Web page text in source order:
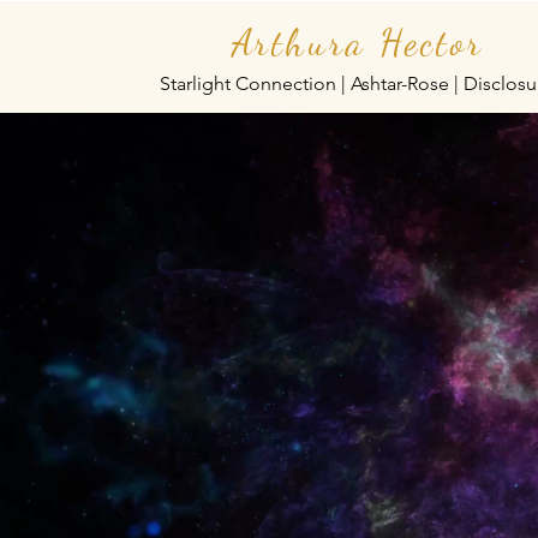
Arthura Hector
Starlight Connection | Ashtar-Rose |